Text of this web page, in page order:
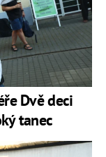
Dvě deci
tanec